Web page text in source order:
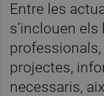
Entre les
s’inclouen
projectes,
necessaris,